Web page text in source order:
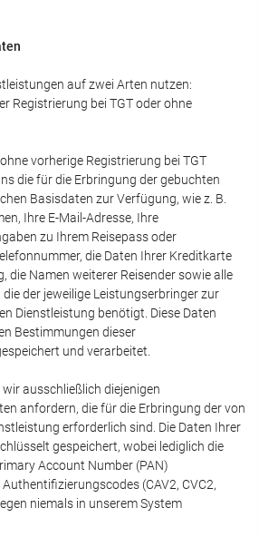
auf zwei Arten nutzen:
Registrierung bei TGT oder ohne
vorherige Registrierung bei TGT
die für die Erbringung der gebuchten
Basisdaten zur Verfügung, wie z. B.
Ihre E-Mail-Adresse, Ihre
zu Ihrem Reisepass oder
die Daten Ihrer Kreditkarte
die Namen weiterer Reisender sowie alle
der jeweilige Leistungserbringer zur
Dienstleistung benötigt. Diese Daten
Bestimmungen dieser
und verarbeitet.
ausschließlich diejenigen
anfordern, die für die Erbringung der von
erforderlich sind. Die Daten Ihrer
gespeichert, wobei lediglich die
Account Number (PAN)
(CAV2, CVC2,
niemals in unserem System